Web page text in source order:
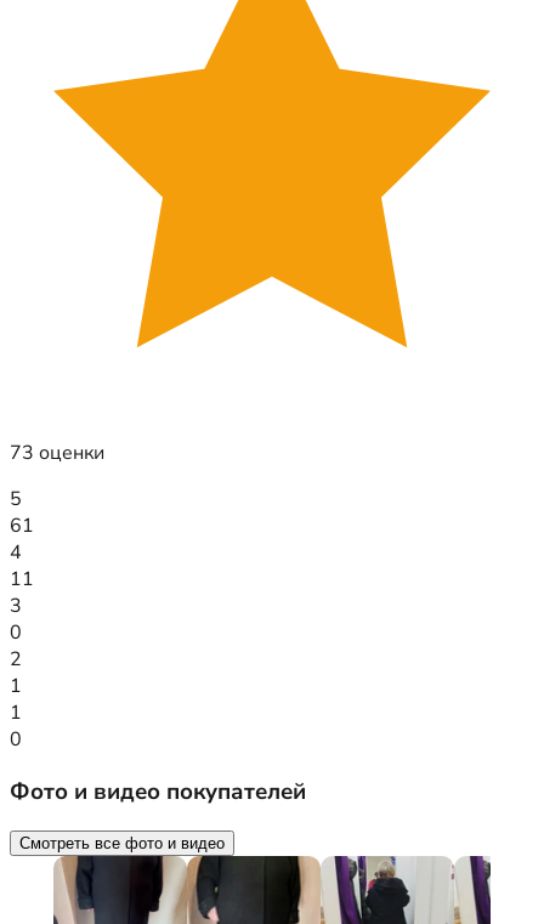
73 оценки
5
61
4
11
3
0
2
1
1
0
Фото и видео покупателей
Смотреть все фото и видео